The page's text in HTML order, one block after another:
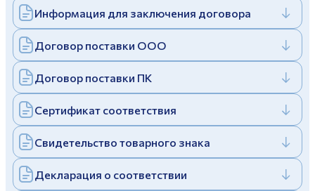
Отправить
Заполняя и отправляя форму, вы соглашаетесь
cполитикой конфиденциальности
Заполняя и отправляя форму, вы соглашаетесь
cполитикой конфиденциальности
Дулевский фарфоровый завод ©
Политика конфиденциальности
Информация для заключения договора
Договор поставки ООО
Договор поставки ПК
Сертификат соответствия
Свидетельство товарного знака
Декларация о соответствии